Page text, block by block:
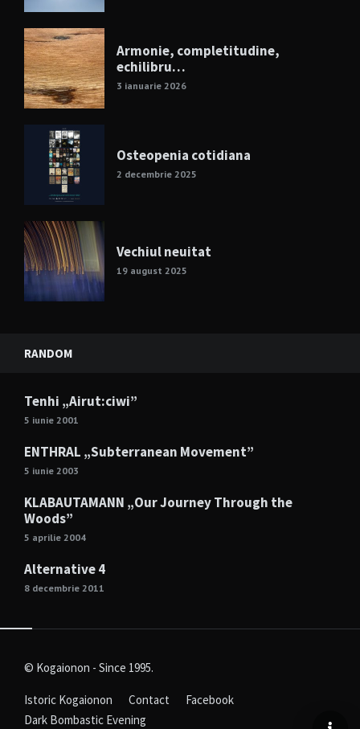
Armonie, completitudine,
echilibru…
3 ianuarie 2026
Osteopenia cotidiana
2 decembrie 2025
Vechiul neuitat
19 august 2025
RANDOM
Tenhi „Airut:ciwi”
5 iunie 2001
ENTHRAL „Subterranean Movement”
5 iunie 2003
KLABAUTAMANN „Our Journey Through the
Woods”
5 aprilie 2004
Alternative 4
8 decembrie 2011
© Kogaionon - Since 1995.
Istoric Kogaionon Contact
Facebook
Dark Bombastic Evening